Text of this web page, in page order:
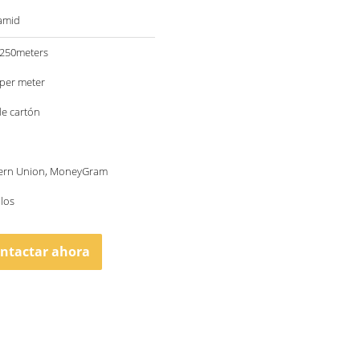
meter
cartón
Union, MoneyGram
ahora